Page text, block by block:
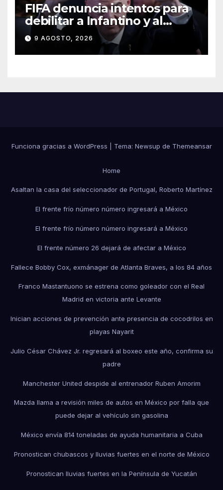
FIFA denuncia intentos para
debilitar a Infantino y al
propio organismo
9 AGOSTO, 2026
Funciona gracias a WordPress Tema: Newsup de Themeansar
Home
Asaltan la casa del seleccionador de Portugal, Roberto Martínez
El frente frío número número ingresará a México
El frente frío número número ingresará a México
El frente número 26 dejará de afectar a México
Fallece Bobby Cox, exmánager de Atlanta Braves, a los 84 años
Franco Mastantuono se estrena como goleador con el Real
Madrid en victoria ante Levante
Inician acciones de prevención ante presencia de cocodrilos en
playas Nayarit
Julio César Chávez Jr. regresará al boxeo este año, confirma su
padre
Manchester United despide al entrenador Ruben Amorim
Mazda llama a revisión miles de autos en México por falla que
puede dejar al vehículo sin gasolina
México envía 814 toneladas de ayuda humanitaria a Cuba
Pronostican chubascos y lluvias fuertes en el norte de México
Pronostican lluvias fuertes en la Península de Yucatán